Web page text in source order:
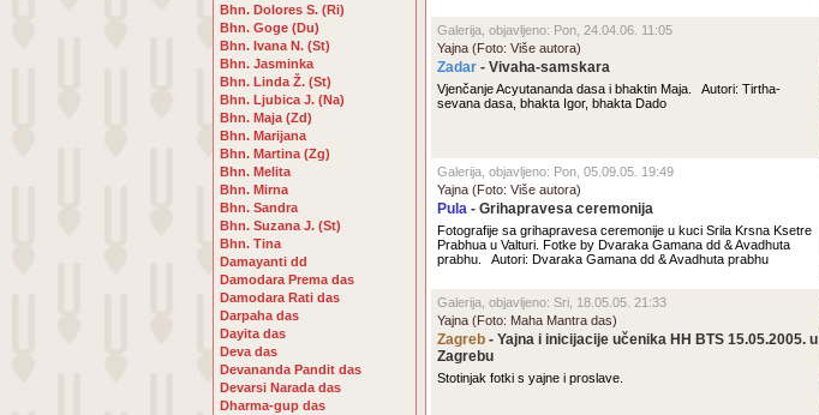
Bhn. Dolores S. (Ri)
Bhn. Goge (Du)
Bhn. Ivana N. (St)
Bhn. Jasminka
Bhn. Linda Ž. (St)
Bhn. Ljubica J. (Na)
Bhn. Maja (Zd)
Bhn. Marijana
Bhn. Martina (Zg)
Bhn. Melita
Bhn. Mirna
Bhn. Sandra
Bhn. Suzana J. (St)
Bhn. Tina
Damayanti dd
Damodara Prema das
Damodara Rati das
Darpaha das
Dayita das
Deva das
Devananda Pandit das
Devarsi Narada das
Dharma-gup das
Galerija, objavljeno: Pon, 24.04.06. 11:05
Yajna (Foto: Više autora)
Zadar - Vivaha-samskara
Vjenčanje Acyutananda dasa i bhaktin Maja. Autori: Tirtha-
sevana dasa, bhakta Igor, bhakta Dado
Galerija, objavljeno: Pon, 05.09.05. 19:49
Yajna (Foto: Više autora)
Pula - Grihapravesa ceremonija
Fotografije sa grihapravesa ceremonije u kuci Srila Krsna Ksetre
Prabhua u Valturi. Fotke by Dvaraka Gamana dd & Avadhuta
prabhu. Autori: Dvaraka Gamana dd & Avadhuta prabhu
Galerija, objavljeno: Sri, 18.05.05. 21:33
Yajna (Foto: Maha Mantra das)
Zagreb - Yajna i inicijacije učenika HH BTS 15.05.2005. u
Zagrebu
Stotinjak fotki s yajne i proslave.